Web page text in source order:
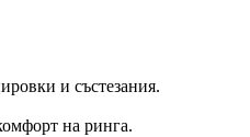
и състезания.
на ринга.